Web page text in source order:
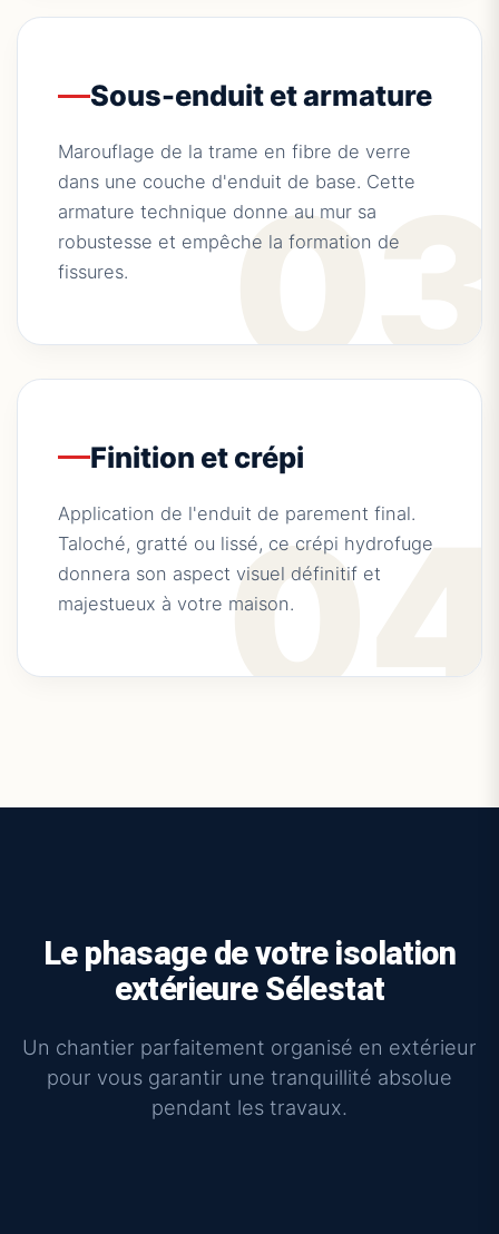
Sous-enduit et armature
Marouflage de la trame en fibre de verre
dans une couche d'enduit de base. Cette
armature technique donne au mur sa
robustesse et empêche la formation de
fissures.
Finition et crépi
Application de l'enduit de parement final.
Taloché, gratté ou lissé, ce crépi hydrofuge
donnera son aspect visuel définitif et
majestueux à votre maison.
Le phasage de votre isolation
extérieure Sélestat
Un chantier parfaitement organisé en extérieur
pour vous garantir une tranquillité absolue
pendant les travaux.